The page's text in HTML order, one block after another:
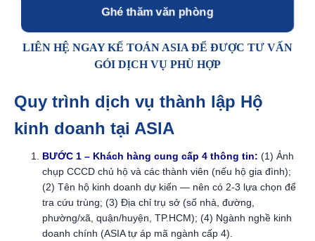
Ghé thăm văn phòng
LIÊN HỆ NGAY KẾ TOÁN ASIA ĐỂ ĐƯỢC TƯ VẤN
GÓI DỊCH VỤ PHÙ HỢP
Quy trình dịch vụ thành lập Hộ
kinh doanh tại ASIA
BƯỚC 1 – Khách hàng cung cấp 4 thông tin: (1) Ảnh
chụp CCCD chủ hộ và các thành viên (nếu hộ gia đình);
(2) Tên hộ kinh doanh dự kiến — nên có 2-3 lựa chọn để
tra cứu trùng; (3) Địa chỉ trụ sở (số nhà, đường,
phường/xã, quận/huyện, TP.HCM); (4) Ngành nghề kinh
doanh chính (ASIA tự áp mã ngành cấp 4).